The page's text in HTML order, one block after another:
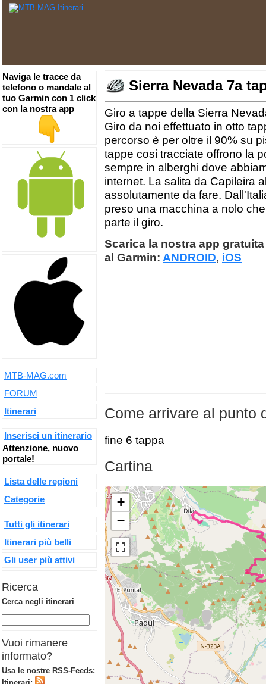
Sierra Nevada 7a
Giro a tappe della Sierra
Giro da noi effettuato in otto
percorso è per oltre il 90% su
tappe cosi tracciate offrono la
sempre in alberghi dove
internet. La salita da Capileira
assolutamente da fare.
preso una macchina a nolo
parte il giro.
Scarica la nostra app
al Garmin: ANDROID, iOS
Come arrivare al punto
fine 6 tappa
Cartina
+
−
Naviga le tracce da
telefono o mandale al
tuo Garmin con 1 click
con la nostra app
MTB-MAG.com
FORUM
Itinerari
Inserisci un itinerario
Attenzione, nuovo
portale!
Lista delle regioni
Categorie
Tutti gli itinerari
Itinerari più belli
Gli user più attivi
Ricerca
Cerca negli itinerari
Vuoi rimanere
informato?
Usa le nostre RSS-Feeds: